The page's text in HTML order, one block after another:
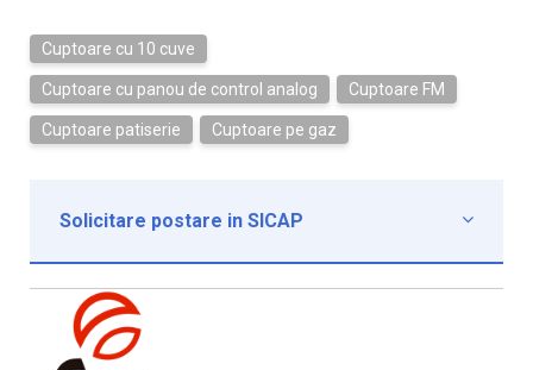
Cuptoare cu 10 cuve
Cuptoare cu panou de control analog Cuptoare FM
Cuptoare patiserie Cuptoare pe gaz
Solicitare postare in SICAP 
Institutie*
Nume contact*